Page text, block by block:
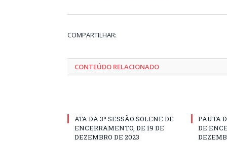
COMPARTILHAR:
CONTEÚDO RELACIONADO
ATA DA 3ª SESSÃO SOLENE DE
ENCERRAMENTO, DE 19 DE
DEZEMBRO DE 2023
PAUTA
DE